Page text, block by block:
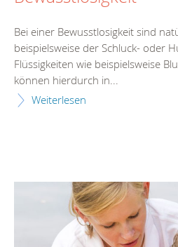
Bei einer Bewusstlosigkeit sind
beispielsweise der Schluck- oder
Flüssigkeiten wie beispielsweise
können hierdurch in...
Weiterlesen